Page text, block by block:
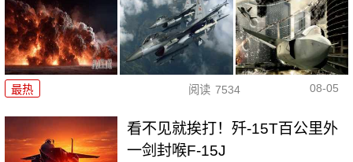
最热 阅读 7534 08-05
看不见就挨打！歼-15T百公里外
一剑封喉F-15J